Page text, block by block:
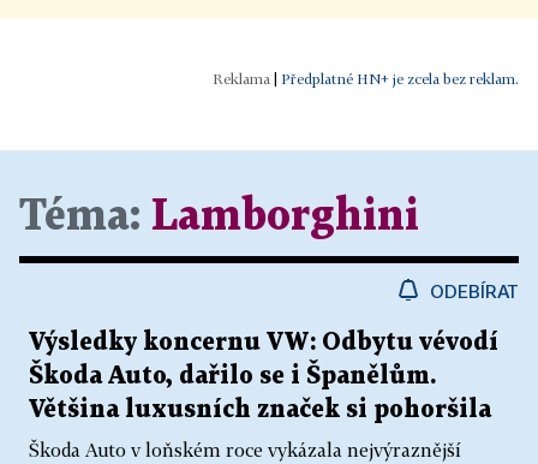
Předplatné HN+ je zcela bez reklam.
Téma: Lamborghini
ODEBÍRAT
Výsledky koncernu VW: Odbytu vévodí
Škoda Auto, dařilo se i Španělům.
Většina luxusních značek si pohoršila
Škoda Auto v loňském roce vykázala nejvýraznější